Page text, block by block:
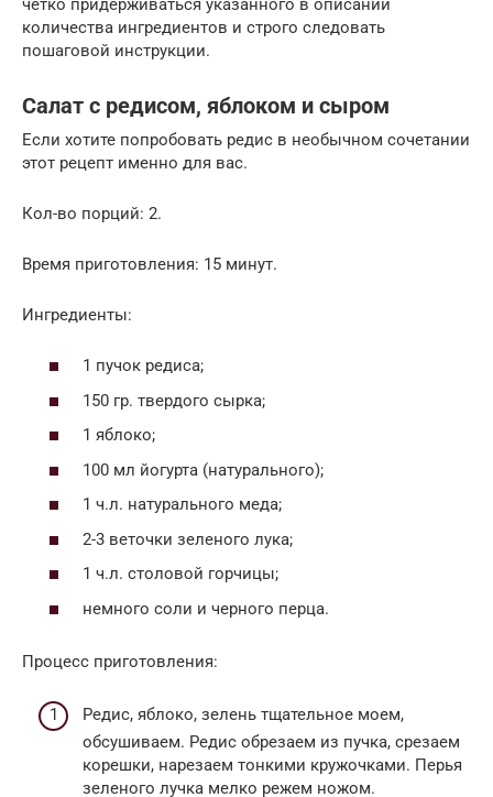
четко придерживаться указанного в описании
количества ингредиентов и строго следовать
пошаговой инструкции.
Салат с редисом, яблоком и сыром
Если хотите попробовать редис в необычном сочетании
этот рецепт именно для вас.
Кол-во порций: 2.
Время приготовления: 15 минут.
Ингредиенты:
1 пучок редиса;
150 гр. твердого сырка;
1 яблоко;
100 мл йогурта (натурального);
1 ч.л. натурального меда;
2-3 веточки зеленого лука;
1 ч.л. столовой горчицы;
немного соли и черного перца.
Процесс приготовления:
Редис, яблоко, зелень тщательное моем,
обсушиваем. Редис обрезаем из пучка, срезаем
корешки, нарезаем тонкими кружочками. Перья
зеленого лучка мелко режем ножом.